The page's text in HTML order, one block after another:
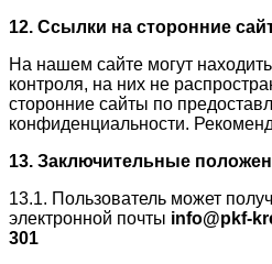
12. Ссылки на сторонние
На нашем сайте могут
контроля, на них не
сторонние сайты по
конфиденциальности.
13. Заключительные
13.1. Пользователь может
электронной почты info@pkf-
301